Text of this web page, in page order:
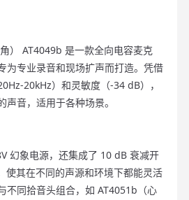
） AT4049b 是一款全向电容麦克
为专业录音和现场扩声而打造。凭借
20kHz）和灵敏度（-34 dB），
音，适用于各种场景。
幻象电源，还集成了 10 dB 衰减开
使其在不同的声源和环境下都能灵活
不同拾音头组合，如 AT4051b（心